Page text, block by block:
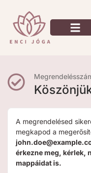
A megrendelésed
megkapod a
érkezne meg, kérlek,
mappáidat is.